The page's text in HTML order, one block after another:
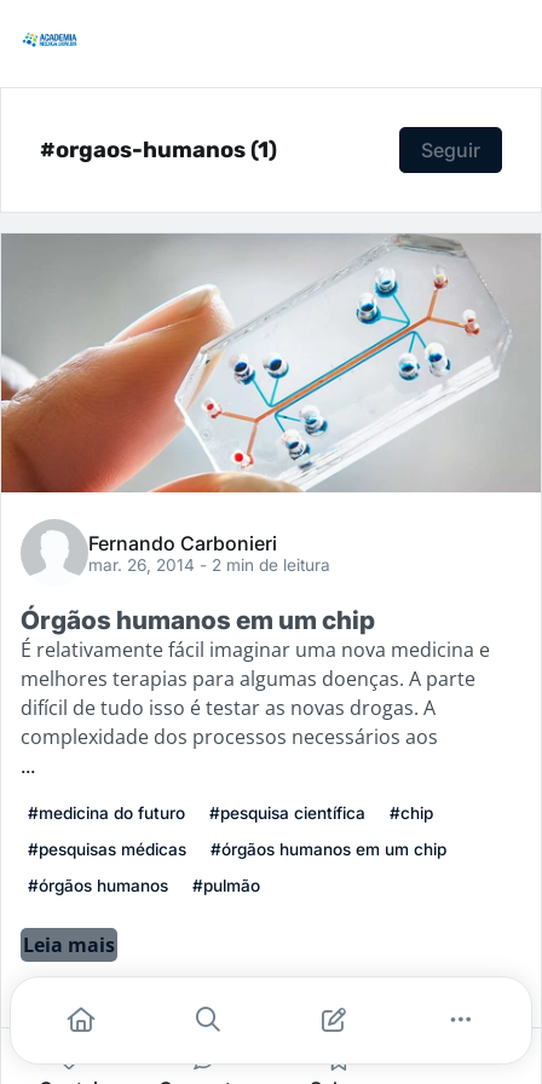
#orgaos-humanos (1) Seguir
Fernando Carbonieri
mar. 26, 2014 - 2 min de leitura
Órgãos humanos em um chip
É relativamente fácil imaginar uma nova medicina e
melhores terapias para algumas doenças. A parte
difícil de tudo isso é testar as novas drogas. A
complexidade dos processos necessários aos
...
#medicina do futuro #pesquisa científica
#chip
#pesquisas médicas
#órgãos humanos em um chip
#órgãos humanos
#pulmão
Leia mais